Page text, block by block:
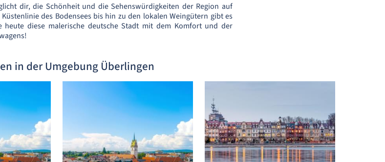
dir, die Schönheit und die Sehenswürdigkeiten der Region auf
des Bodensees bis hin zu den lokalen Weingütern gibt es
diese malerische deutsche Stadt mit dem Komfort und der
in der Umgebung Überlingen